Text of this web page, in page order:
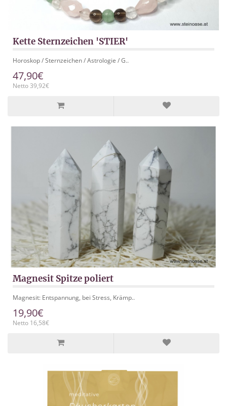
Kette Sternzeichen 'STIER'
Horoskop / Sternzeichen / Astrologie / G..
47,90€
Netto 39,92€
Magnesit Spitze poliert
Magnesit: Entspannung, bei Stress, Krämp..
19,90€
Netto 16,58€